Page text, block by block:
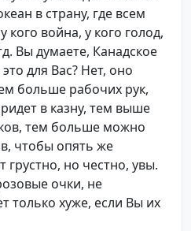
в страну, где всем
кого война, у кого голод,
Вы думаете, Канадское
для Вас? Нет, оно
больше рабочих рук,
в казну, тем выше
тем больше можно
чтобы опять же
грустно, но честно, увы.
очки, не
только хуже, если Вы их